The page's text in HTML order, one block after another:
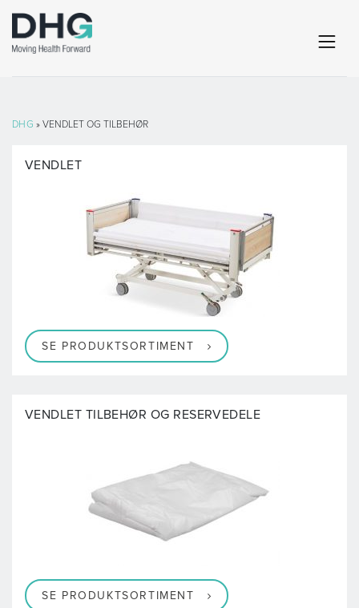
DHG » VENDLET OG TILBEHØR
VENDLET
SE PRODUKTSORTIMENT
VENDLET TILBEHØR OG RESERVEDELE
SE PRODUKTSORTIMENT